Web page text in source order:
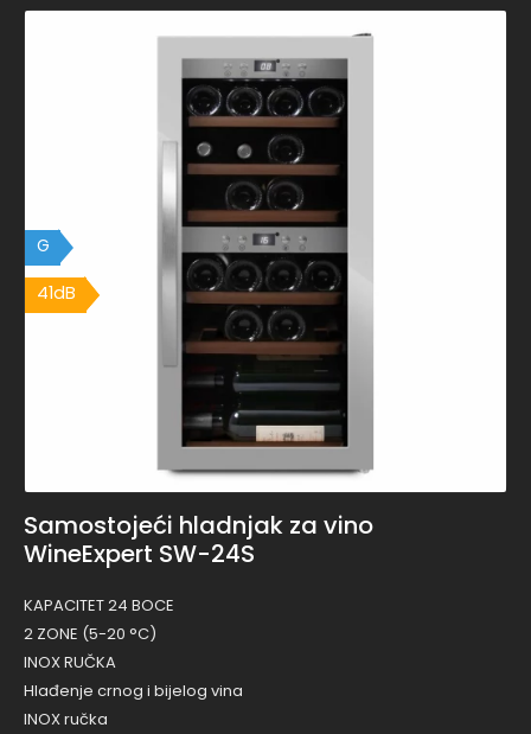
G
41dB
41dB
Samostojeći hladnjak za vino
WineExpert SW-24S
KAPACITET 24 BOCE
2 ZONE (5-20 °C)
INOX RUČKA
Hlađenje crnog i bijelog vina
INOX ručka